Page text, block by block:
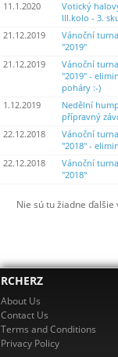
11.1.2020
Votický
III.kolo - 3.
21.12.2019
Vánoční
"2019"
21.12.2019
Vánoční
"2019" -
poháry :-)
1.12.2019
Nedělní
přípravný
22.12.2018
Vánoční
"2018" -
22.12.2018
Vánoční
"2018"
Nie sú tu žiadne ďalšie
RCHERZ
About Us
Contact Us
Terms and Conditions
Privacy Policy